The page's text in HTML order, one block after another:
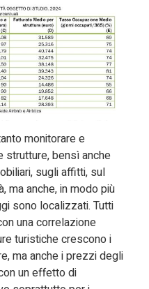
monitorare e
strutture, bensì anche
sugli affitti, sul
ma anche, in modo più
sono localizzati. Tutti
una correlazione
turistiche crescono i
ma anche i prezzi degli
un effetto di